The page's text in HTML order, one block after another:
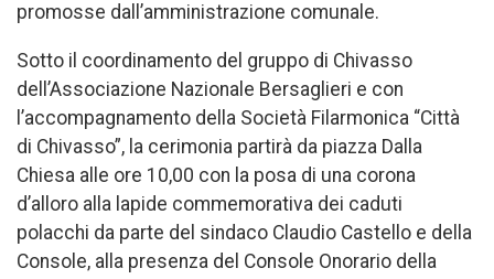
promosse dall’amministrazione comunale.
Sotto il coordinamento del gruppo di Chivasso
dell’Associazione Nazionale Bersaglieri e con
l’accompagnamento della Società Filarmonica “Città
di Chivasso”, la cerimonia partirà da piazza Dalla
Chiesa alle ore 10,00 con la posa di una corona
d’alloro alla lapide commemorativa dei caduti
polacchi da parte del sindaco Claudio Castello e della
Console, alla presenza del Console Onorario della